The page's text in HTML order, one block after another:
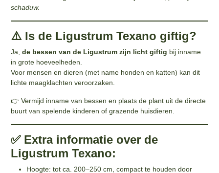
schaduw.
⚠️ Is de Ligustrum Texano giftig?
Ja,de bessen van de Ligustrum zijn licht giftig bij inname
in grote hoeveelheden.
Voor mensen en dieren (met name honden en katten) kan dit
lichte maagklachten veroorzaken.
👉 Vermijd inname van bessen en plaats de plant uit de directe
buurt van spelende kinderen of grazende huisdieren.
✅ Extra informatie over de
Ligustrum Texano:
Hoogte: tot ca. 200–250 cm, compact te houden door